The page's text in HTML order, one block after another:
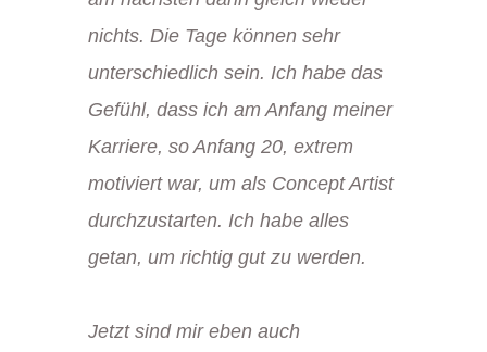
nichts. Die Tage können sehr
unterschiedlich sein. Ich habe das
Gefühl, dass ich am Anfang meiner
Karriere, so Anfang 20, extrem
motiviert war, um als Concept Artist
durchzustarten. Ich habe alles
getan, um richtig gut zu werden.
Jetzt sind mir eben auch